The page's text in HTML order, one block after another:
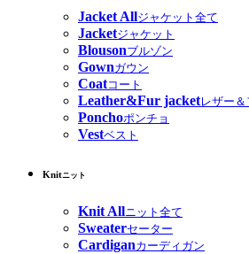
Jacket Allジャケット全て
Jacketジャケット
Blousonブルゾン
Gownガウン
Coatコート
Leather&Fur jacketレザー＆
Ponchoポンチョ
Vestベスト
Knitニット
Knit Allニット全て
Sweaterセーター
Cardiganカーディガン